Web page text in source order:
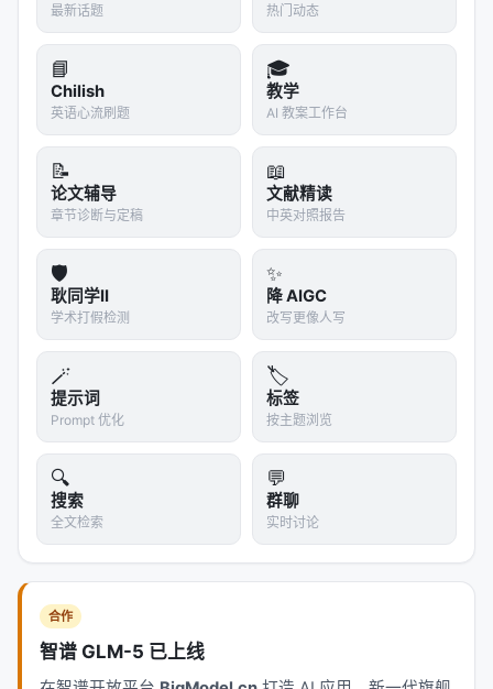
最新话题 热门动态
📘
Chilish
英语心流刷题
🎓
教学
AI 教案工作台
📝
论文辅导
章节诊断与定稿
📖
文献精读
中英对照报告
🛡️
耿同学II
学术打假检测
✨
降 AIGC
改写更像人写
🪄
提示词
Prompt 优化
🏷️
标签
按主题浏览
🔍
搜索
全文检索
💬
群聊
实时讨论
合作
智谱 GLM-5 已上线